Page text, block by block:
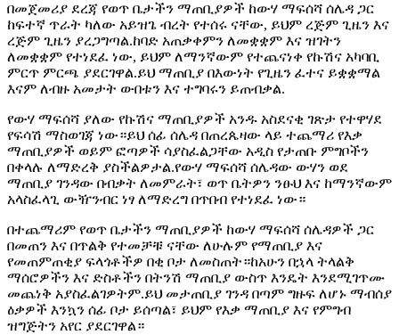
በመጀመሪያ ደረጃ የወጥ ቤታችን ማጠቢያዎች ከውሃ ማፍሰሻ ሰሌዳ ጋር
ከፍተኛ ጥራት ካለው አይዝጌ ብረት የተሰሩ ናቸው, ይህም ረጅም ጊዜን እና
ረጅም ጊዜን ያረጋግጣል.ከባድ አጠቃቀምን ለመቋቋም እና ዝገትን
ለመቋቋም የተነደፈ ነው, ይህም ለማንኛውም የተጨናነቀ የኩሽና አካባቢ
ምርጥ ምርጫ ያደርገዋል.ይህ ማጠቢያ በእውነት የጊዜን ፈተና ይቋቋማል
እናም ለብዙ አመታት ውበቱን እና ተግባሩን ይጠብቃል.
የውሃ ማፍሰሻ ያለው የኩሽና ማጠቢያዎች አንዱ አስደናቂ ገጽታ የተዋሃደ
የፍሳሽ ማስወገጃ ነው።ይህ ሰፊ ሰሌዳ በጠረጴዛው ላይ ተጨማሪ የእቃ
ማጠቢያዎች ወይም ፎጣዎች ሳያስፈልጋቸው አዲስ የታጠቡ ምግቦችን
በቀላሉ ለማድረቅ ያስችልዎታል.የውሃ ማፍሰሻ ሰሌዳው ውሃን ወደ
ማጠቢያ ገንዳው በብቃት ለመምራት፣ ወጥ ቤትዎን ንፁህ እና ከማንኛውም
አላስፈላጊ ውዥንብር ነፃ ለማድረግ በጥበብ የተነደፈ ነው።
በተጨማሪም የወጥ ቤታችን ማጠቢያዎች ከውሃ ማፍሰሻ ሰሌዳዎች ጋር
በመጠን እና በጥልቅ የተመቻቹ ናቸው ለሁሉም የማጠቢያ እና
የመጠምጠቂያ ፍላጎቶችዎ በቂ ቦታ ለመስጠት።ከአሁን በኋላ ትላልቅ
ማሰሮዎችን እና ድስቶችን በትንሽ ማጠቢያ ውስጥ እንዴት እንደሚገጥሙ
መጨነቅ አያስፈልገዎትም.ይህ መታጠቢያ ገንዳ በጣም ግዙፍ ለሆኑ ማብሰያ
ዕቃዎች እንኳን ሰፊ ቦታ ይሰጣል፣ ይህም የእቃ ማጠቢያ እና የምግብ
ዝግጅትን አየር ያደርገዋል።